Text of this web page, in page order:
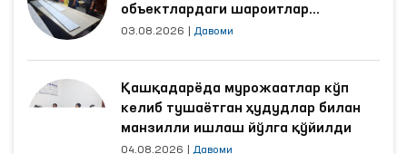
объектлардаги шароитлар
яхшиланди
03.08.2026 Давоми
Қашқадарёда мурожаатлар кўп
келиб тушаётган ҳудудлар билан
манзилли ишлаш йўлга қўйилди
04.08.2026 Давоми